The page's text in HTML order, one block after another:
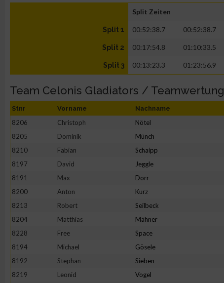
Split Zeiten
Split 1 00:52:38.7 00:52:38.7
Split 2 00:17:54.8 01:10:33.5
Split 3 00:13:23.3 01:23:56.9
Team Celonis Gladiators / Teamwertung
Stnr Vorname Nachname
8206 Christoph Nötel
8205
Dominik Münch
8210
Fabian Schaipp
8197
David Jeggle
8191
Max Dorr
8200
Anton Kurz
8213
Robert Seilbeck
8204
Matthias Mähner
8228
Free Space
8194
Michael Gösele
8192
Stephan Sieben
8219
Leonid Vogel